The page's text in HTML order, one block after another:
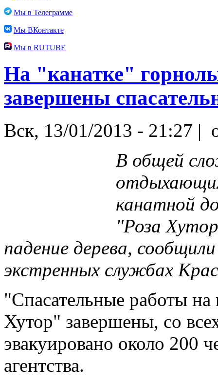
Мы в Телеграмме
Мы ВКонтакте
Мы в RUTUBE
На "канатке"
завершены
Вск, 13/01/2013 - 21:27 |
В общей
канатной
"Роза
падение дерева,
экстренных службах
"Спасательные работы
Хутор" завершены, со
эвакуировано около 200
агентства.